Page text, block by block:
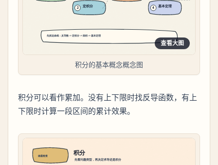
查看大图
积分的基本概念概念图
积分可以看作累加。没有上下限时找反导函数，有上
下限时计算一段区间的累计效果。